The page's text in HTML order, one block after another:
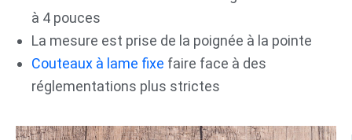
à 4 pouces
La mesure est prise de la poignée à la pointe
Couteaux à lame fixe faire face à des
réglementations plus strictes